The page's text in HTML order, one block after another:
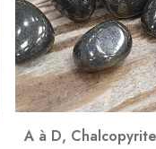
,Chalcopyrite